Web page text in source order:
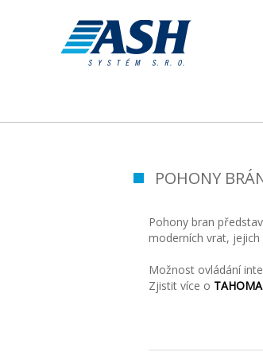
POHONY
Pohony bran
moderních vrat,
Možnost ovládání
Zjistit více o TAHOMA